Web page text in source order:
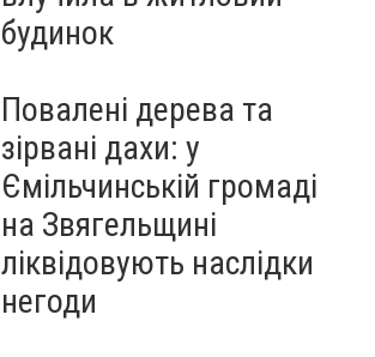
будинок
Повалені дерева та
зірвані дахи: у
Ємільчинській громаді
на Звягельщині
ліквідовують наслідки
негоди